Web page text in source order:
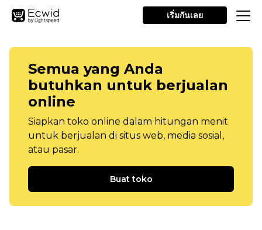
เริ่มกันเลย
Semua yang Anda
butuhkan untuk berjualan
online
Siapkan toko online dalam hitungan menit
untuk berjualan di situs web, media sosial,
atau pasar.
Buat toko